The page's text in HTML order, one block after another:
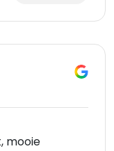
mooie